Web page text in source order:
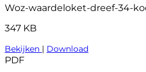
Woz-waardeloket-dreef-34-
347 KB
Bekijken | Download
PDF